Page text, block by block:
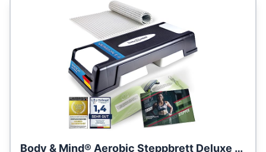
Body & Mind® Aerobic Steppbrett Deluxe 2-Stufen Stepper Step-Bench mit gratis Anti-Rutsch-Matte & exklusiven Trainings E-Book